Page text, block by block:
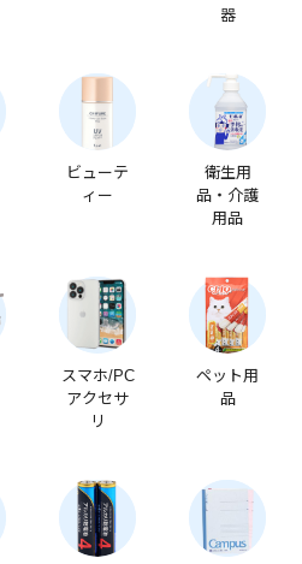
器
ビューテ
ィー
衛生用
品・介護
用品
スマホ/PC
アクセサ
リ
ペット用
品